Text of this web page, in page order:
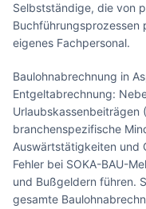
Selbstständige, die von
Buchführungsprozessen
eigenes Fachpersonal.
Baulohnabrechnung in
Entgeltabrechnung:
Urlaubskassenbeiträgen
branchenspezifische
Auswärtstätigkeiten und
Fehler bei SOKA-BAU-
und Bußgeldern führen.
gesamte